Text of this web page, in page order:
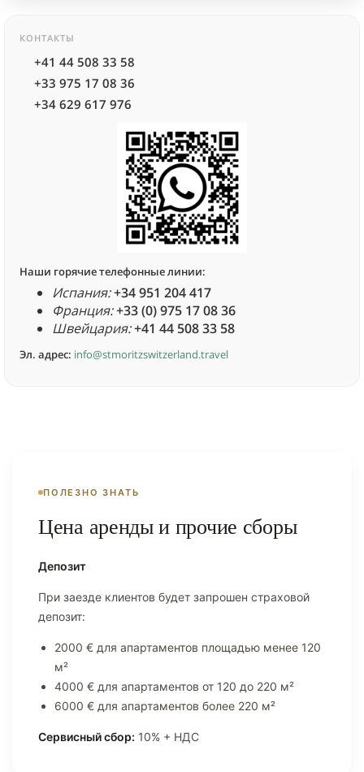
КОНТАКТЫ
+41 44 508 33 58
+33 975 17 08 36
+34 629 617 976
Наши горячие телефонные линии:
Испания:+34 951 204 417
Франция:+33 (0) 975 17 08 36
Швейцария:+41 44 508 33 58
Эл. адрес: info@stmoritzswitzerland.travel
ПОЛЕЗНО ЗНАТЬ
Цена аренды и прочие сборы
Депозит
При заезде клиентов будет запрошен страховой
депозит:
2000 € для апартаментов площадью менее 120
м²
4000 € для апартаментов от 120 до 220 м²
6000 € для апартаментов более 220 м²
Сервисный сбор: 10% + НДС